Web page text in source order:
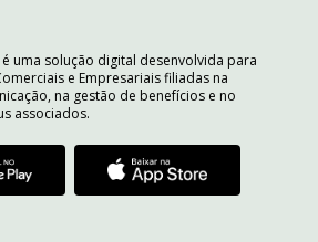
é uma solução digital desenvolvida para
e Empresariais filiadas na
na gestão de benefícios e no
associados.